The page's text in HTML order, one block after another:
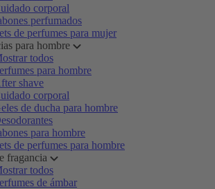
corporal
perfumados
de perfumes para mujer
para hombre
todos
para hombre
shave
corporal
de ducha para hombre
para hombre
de perfumes para hombre
fragancia
todos
de ámbar